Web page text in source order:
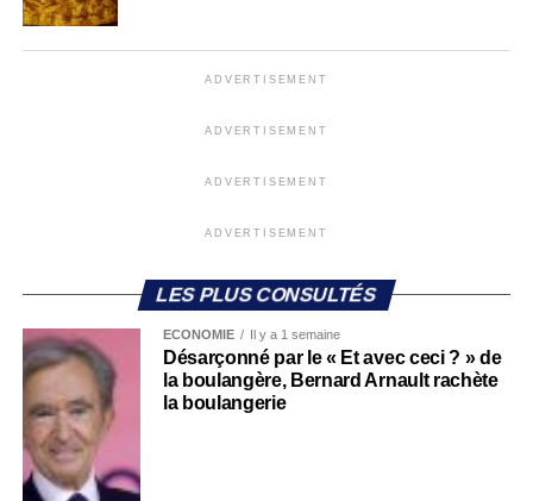
ADVERTISEMENT
ADVERTISEMENT
ADVERTISEMENT
ADVERTISEMENT
LES PLUS CONSULTÉS
ECONOMIE Il y a 1 semaine
Désarçonné par le « Et avec ceci ? » de
la boulangère, Bernard Arnault rachète
la boulangerie